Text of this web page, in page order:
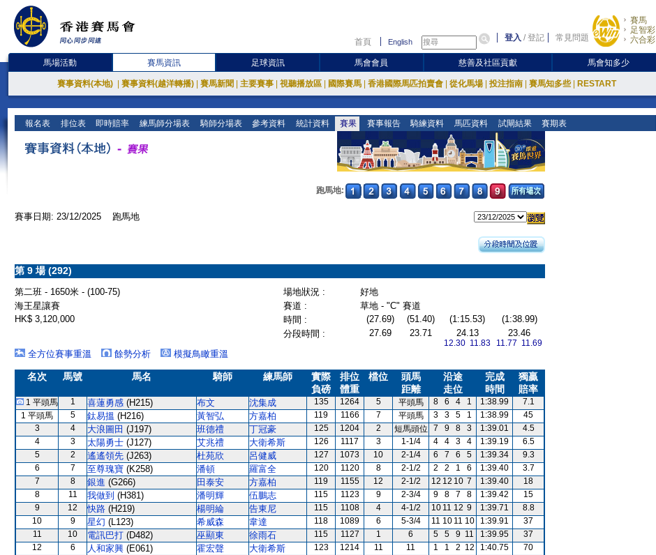
首頁 English 登入 /登記 常見問題
賽馬
足智彩
六合彩
馬場活動 賽馬資訊 足球資訊 馬會會員 慈善及社區貢獻 馬會知多少
賽事資料(本地) 賽事資料(越洋轉播) 賽馬新聞 主要賽事 視聽播放區 國際賽馬 香港國際馬匹拍賣會 從化馬場 投注指南 賽馬知多些 RESTART
報名表 排位表 即時賠率 練馬師分場表 騎師分場表 參考資料 統計資料 賽果 賽事報告 騎練資料 馬匹資料 試閘結果 賽期表
跑馬地:
賽事日期: 23/12/2025 跑馬地
第 9 場 (292)
第二班 - 1650米 - (100-75) 場地狀況 :
好地
海王星讓賽
賽道 :
草地 - "C" 賽道
HK$ 3,120,000
時間 : (27.69) (51.40) (1:15.53)
(1:38.99)
分段時間 :
27.69 23.71 24.13
12.30 11.83
23.46
11.77 11.69
全方位賽事重溫 餘勢分析 模擬鳥瞰重溫
名次 馬號 馬名 騎師 練馬師
實際
負磅
排位
體重
檔位
頭馬
距離
沿途
走位
完成
時間
獨贏
賠率
1 平頭馬 1 喜蓮勇感 (H215) 布文 沈集成 135 1264 5 平頭馬 8 6 4 1 1:38.99
7.1
1 平頭馬
5 鈦易搵 (H216) 黃智弘 方嘉柏 119 1166 7 平頭馬 3 3 5 1 1:38.99
45
3
4 大浪圖田 (J197) 班德禮 丁冠豪 125 1204 2 短馬頭位 7 9 8 3 1:39.01
4.5
4
3 太陽勇士 (J127) 艾兆禮 大衛希斯 126 1117 3 1-1/4 4 4 3 4 1:39.19
6.5
5
2 遙遙領先 (J263) 杜苑欣 呂健威 127 1073 10 2-1/4 6 7 6 5 1:39.34
9.3
6
7 至尊瑰寶 (K258) 潘頓 羅富全 120 1120 8 2-1/2 2 2 1 6 1:39.40
3.7
7
8 銀進 (G266) 田泰安 方嘉柏 119 1155 12 2-1/2 12 12 10 7 1:39.40
18
8
11 我做到 (H381) 潘明輝 伍鵬志 115 1123 9 2-3/4 9 8 7 8 1:39.42
15
9
12 快路 (H219) 楊明綸 告東尼 115 1108 4 4-1/2 10 11 12 9 1:39.71
8.8
10
9 星幻 (L123) 希威森 韋達 118 1089 6 5-3/4 11 10 11 10 1:39.91
37
11
10 電訊巴打 (D482) 巫顯東 徐雨石 115 1127 1 6 5 5 9 11 1:39.95
37
12
6 人和家興 (E061) 霍宏聲 大衛希斯 123 1214 11 11 1 1 2 12 1:40.75 70